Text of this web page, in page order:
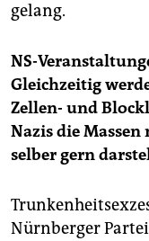
gelang.
NS-
Gleichzeitig
Zellen- und
Nazis die
selber gern
Nürnberger